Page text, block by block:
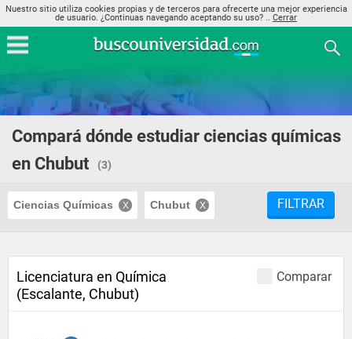
Nuestro sitio utiliza cookies propias y de terceros para ofrecerte una mejor experiencia
de usuario. ¿Continuas navegando aceptando su uso? .. Cerrar
Compará dónde estudiar ciencias químicas
en Chubut
(3)
Ciencias Químicas Chubut FILTRAR
Comparar
Licenciatura en Química
(Escalante, Chubut)